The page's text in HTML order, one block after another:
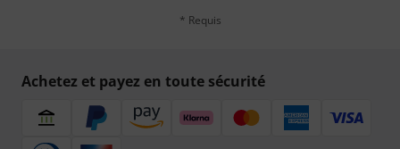
* Requis
Achetez et payez en toute sécurité